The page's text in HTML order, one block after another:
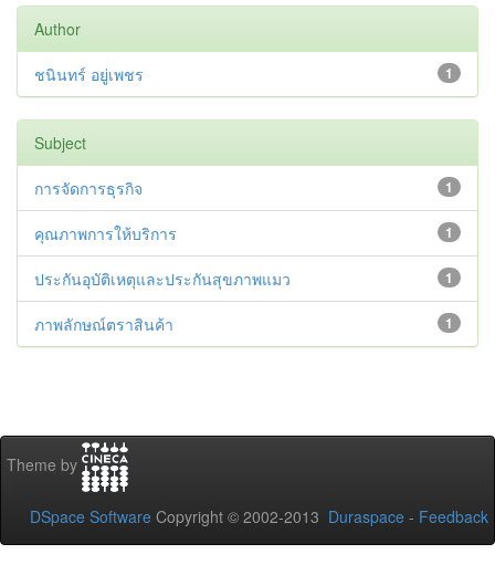
Author
1
ชนินทร์ อยู่เพชร
Subject
1
การจัดการธุรกิจ
1
คุณภาพการให้บริการ
1
ประกันอุบัติเหตุและประกันสุขภาพแมว
1
ภาพลักษณ์ตราสินค้า
Theme by
DSpace Software Copyright © 2002-2013 Duraspace - Feedback